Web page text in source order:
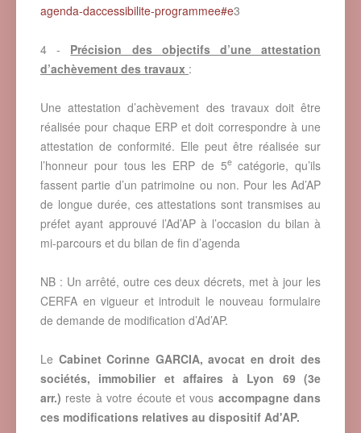
agenda-daccessibilite-programmee#e3
4 - Précision des objectifs d’une attestation
d’achèvement des travaux :
Une attestation d’achèvement des travaux doit être
réalisée pour chaque ERP et doit correspondre à une
attestation de conformité. Elle peut être réalisée sur
l’honneur pour tous les ERP de 5ecatégorie, qu’ils
fassent partie d’un patrimoine ou non. Pour les Ad’AP
de longue durée, ces attestations sont transmises au
préfet ayant approuvé l’Ad’AP à l’occasion du bilan à
mi-parcours et du bilan de fin d’agenda
NB : Un arrêté, outre ces deux décrets, met à jour les
CERFA en vigueur et introduit le nouveau formulaire
de demande de modification d’Ad’AP.
Le Cabinet Corinne GARCIA, avocat en droit des
sociétés, immobilier et affaires à Lyon 69 (3e
arr.) reste à votre écoute et vous accompagne dans
ces modifications relatives au dispositif Ad'AP.